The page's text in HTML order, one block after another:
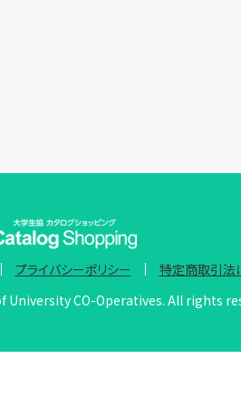
プライバシーポリシー
特定商取引法
University CO-Operatives. All rights